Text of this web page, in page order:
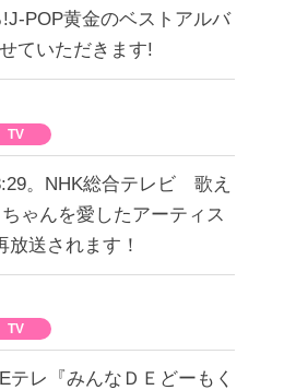
POP黄金のベストアルバ
ていただきます!
TV
。NHK総合テレビ 歌え
ゃんを愛したアーティス
放送されます！
TV
テレ『みんなＤＥどーもく